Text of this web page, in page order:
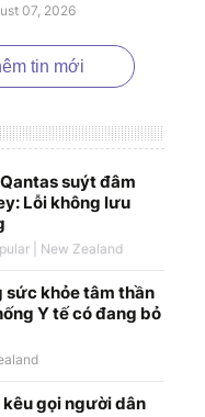
07, 2026
tin mới
suýt đâm
Lỗi không lưu
sức khỏe tâm thần
Y tế có đang bỏ
kêu gọi người dân